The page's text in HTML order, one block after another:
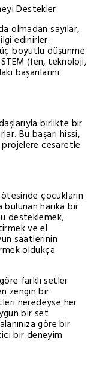
Destekler
olmadan sayılar,
edinirler.
boyutlu düşünme
(fen, teknoloji,
başarılarını
birlikte bir
Bu başarı hissi,
cesaretle
çocukların
bulunan harika bir
desteklemek,
ve el
saatlerinin
oldukça
farklı setler
zengin bir
neredeyse her
bir set
göre bir
bir deneyim